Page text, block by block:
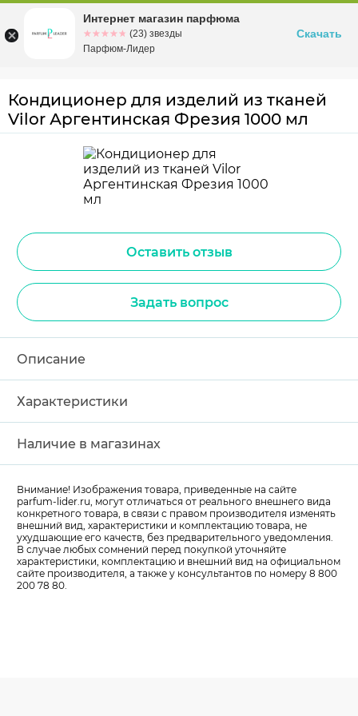
Омскул. Заозерная, 11, к. 1
Кондиционер для изделий из тканей
Vilor Аргентинская Фрезия 1000 мл
Оставить отзыв
Задать вопрос
Описание
Характеристики
Наличие в магазинах
Внимание! Изображения товара, приведенные на сайте
parfum-lider.ru, могут отличаться от реального внешнего вида
конкретного товара, в связи с правом производителя изменять
внешний вид, характеристики и комплектацию товара, не
ухудшающие его качеств, без предварительного уведомления.
В случае любых сомнений перед покупкой уточняйте
характеристики, комплектацию и внешний вид на официальном
сайте производителя, а также у консультантов по номеру 8 800
200 78 80.
Интернет магазин парфюма
☆☆☆☆☆
★★★★★ (23) звезды
Парфюм-Лидер
Скачать